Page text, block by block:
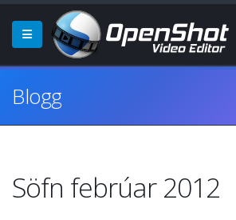
Blogg
Söfn febrúar 2012